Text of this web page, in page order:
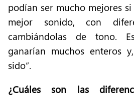
podían ser mucho mejores
mejor sonido, con
cambiándolas de tono.
ganarían muchos enteros
sido”.
¿Cuáles son las